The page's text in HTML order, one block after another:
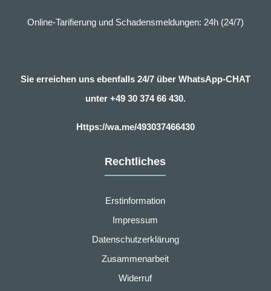
Online-Tarifierung und Schadensmeldungen: 24h (24/7)
Sie erreichen uns ebenfalls 24/7 über WhatsApp-CHAT
unter +49 30 374 66 430.
Https://wa.me/493037466430
Rechtliches
Erstinformation
Impressum
Datenschutzerklärung
Zusammenarbeit
Widerruf